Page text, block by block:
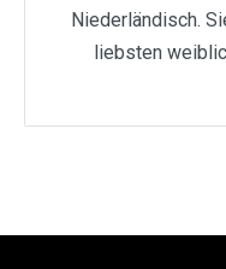
Niederländisch.
liebsten